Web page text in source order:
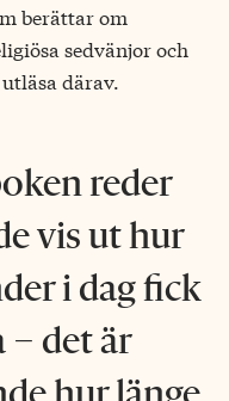
berättar om
sedvänjor och
därav.
reder
vis ut hur
i dag fick
− det är